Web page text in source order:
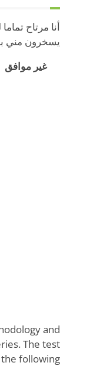
أنا مرتاح
يسخرون مني
غير موافق
and
The test
following: